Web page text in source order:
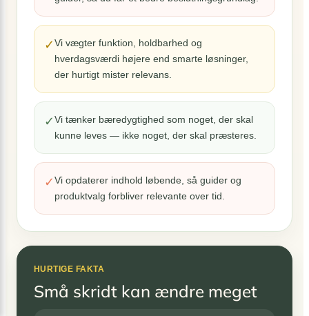
✓Vi vægter funktion, holdbarhed og
hverdagsværdi højere end smarte løsninger,
der hurtigt mister relevans.
✓Vi tænker bæredygtighed som noget, der skal
kunne leves — ikke noget, der skal præsteres.
✓Vi opdaterer indhold løbende, så guider og
produktvalg forbliver relevante over tid.
HURTIGE FAKTA
Små skridt kan ændre meget